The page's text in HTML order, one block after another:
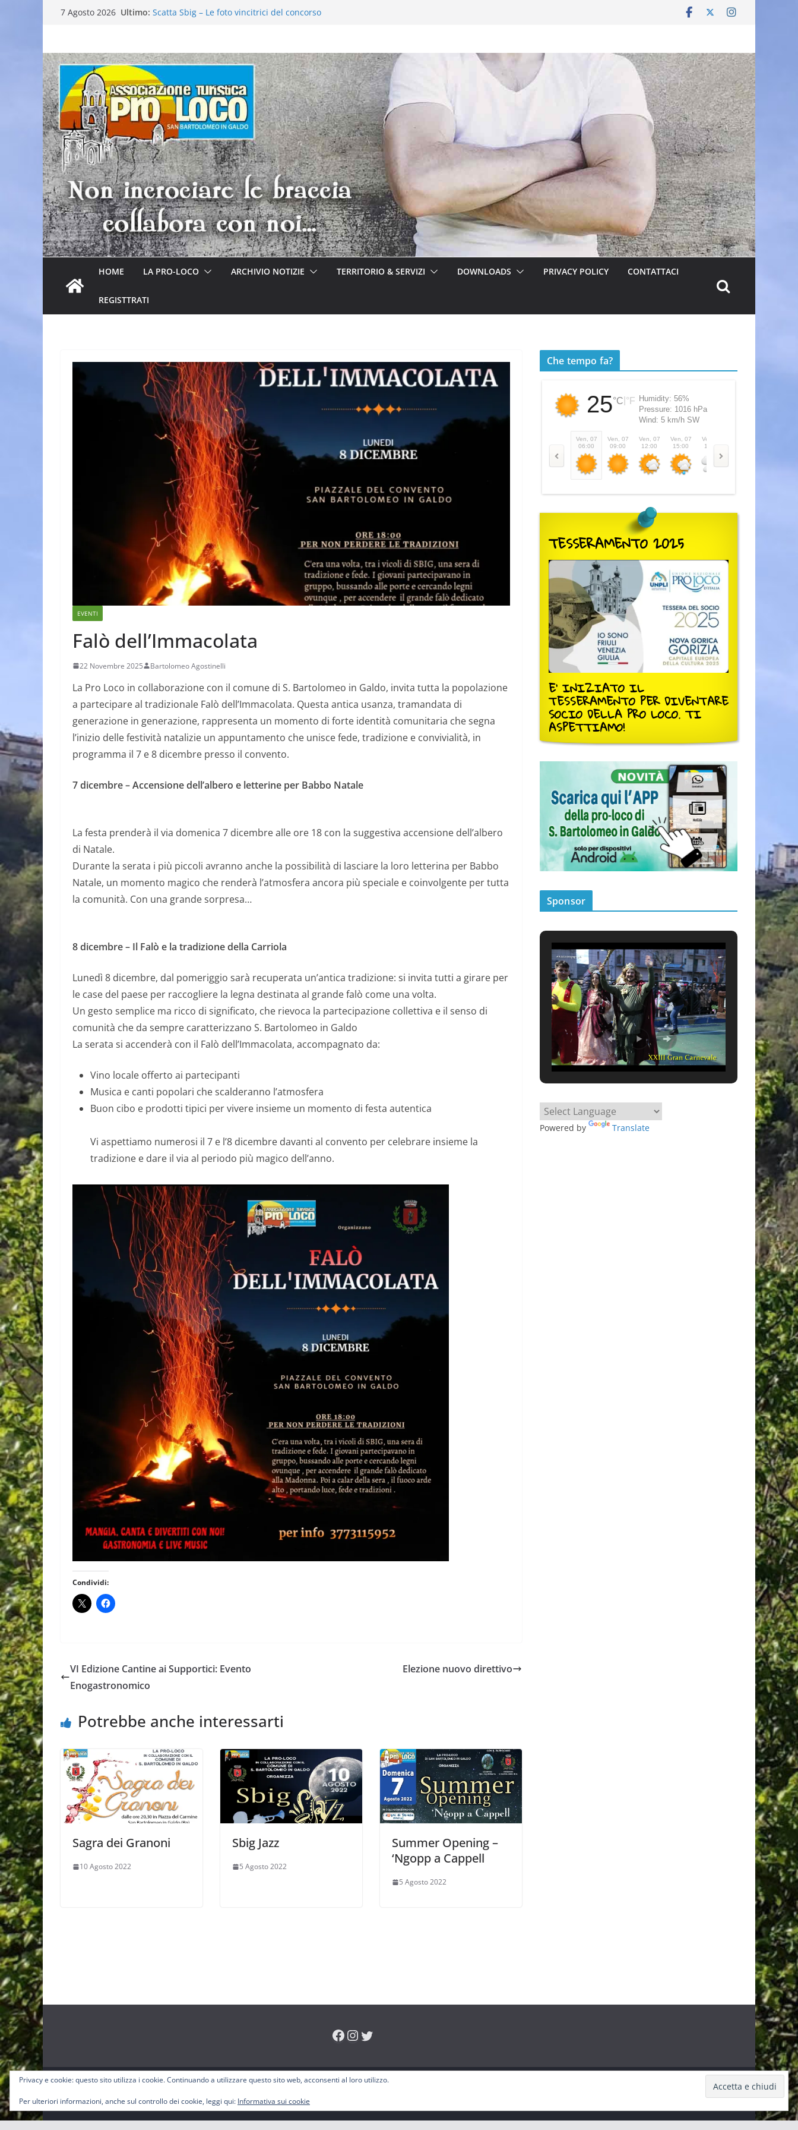
Salta7 Agosto 2026 Ultimo: Scatta Sbig – Le foto vincitrici del concorso
VI Edizione Cantine ai Supportici: Evento Enogastronomico
HOME LA PRO-LOCO ARCHIVIO NOTIZIE TERRITORIO & SERVIZI DOWNLOADS PRIVACY POLICY CONTATTACI
REGISTTRATI
EVENTI
Falò dell’Immacolata
22 Novembre 2025 Bartolomeo Agostinelli
La Pro Loco in collaborazione con il comune di S. Bartolomeo in Galdo, invita tutta la popolazione
a partecipare al tradizionale Falò dell’Immacolata. Questa antica usanza, tramandata di
generazione in generazione, rappresenta un momento di forte identità comunitaria che segna
l’inizio delle festività natalizie un appuntamento che unisce fede, tradizione e convivialità, in
programma il 7 e 8 dicembre presso il convento.
7 dicembre – Accensione dell’albero e letterine per Babbo Natale
La festa prenderà il via domenica 7 dicembre alle ore 18 con la suggestiva accensione dell’albero
di Natale.
Durante la serata i più piccoli avranno anche la possibilità di lasciare la loro letterina per Babbo
Natale, un momento magico che renderà l’atmosfera ancora più speciale e coinvolgente per tutta
la comunità. Con una grande sorpresa…
8 dicembre – Il Falò e la tradizione della Carriola
Lunedì 8 dicembre, dal pomeriggio sarà recuperata un’antica tradizione: si invita tutti a girare per
le case del paese per raccogliere la legna destinata al grande falò come una volta.
Un gesto semplice ma ricco di significato, che rievoca la partecipazione collettiva e il senso di
comunità che da sempre caratterizzano S. Bartolomeo in Galdo
La serata si accenderà con il Falò dell’Immacolata, accompagnato da:
Vino locale offerto ai partecipanti
Musica e canti popolari che scalderanno l’atmosfera
Buon cibo e prodotti tipici per vivere insieme un momento di festa autentica
Vi aspettiamo numerosi il 7 e l’8 dicembre davanti al convento per celebrare insieme la
tradizione e dare il via al periodo più magico dell’anno.
Condividi:
VI Edizione Cantine ai Supportici: Evento
Enogastronomico
Elezione nuovo direttivo
Potrebbe anche interessarti
Sagra dei Granoni
10 Agosto 2022
Sbig Jazz
5 Agosto 2022
Summer Opening –
‘Ngopp a Cappell
5 Agosto 2022
Che tempo fa?
25°C °F Humidity: 56%
Pressure: 1016 hPa
Wind: 5 km/h SW
Ven, 07
06:00
Ven, 07
09:00
Ven, 07
12:00
Ven, 07
15:00
Ven, 07
18:00
TESSERAMENTO 2025
E' INIZIATO IL
TESSERAMENTO PER DIVENTARE
SOCIO DELLA PRO LOCO. TI
ASPETTIAMO!
Sponsor
Powered by Translate
Facebook
Instagram
Twitter
Copyright © 2026Pro-Loco Sbig. Tutti i diritti riservati.
Tema:ColorMag di ThemeGrill. Powered byWordPress.
Privacy e cookie: questo sito utilizza i cookie. Continuando a utilizzare questo sito web, acconsenti al loro utilizzo.
Per ulteriori informazioni, anche sul controllo dei cookie, leggi qui: Informativa sui cookie